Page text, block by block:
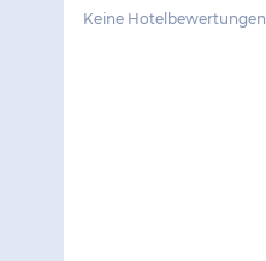
Keine Hotelbewertungen